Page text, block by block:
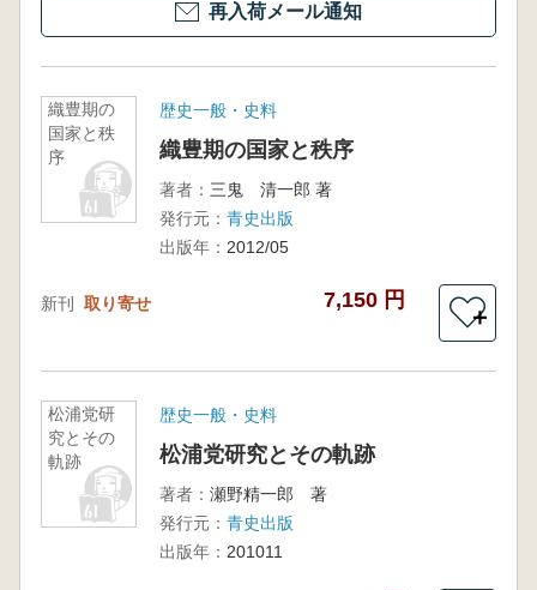
再入荷メール通知
織豊期の
国家と秩
序
歴史一般・史料
織豊期の国家と秩序
著者： 三鬼 清一郎 著
発行元： 青史出版
出版年： 2012/05
新刊 取り寄せ 7,150 円
＋
松浦党研
究とその
軌跡
歴史一般・史料
松浦党研究とその軌跡
著者： 瀬野精一郎 著
発行元： 青史出版
出版年： 201011